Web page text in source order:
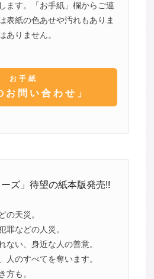
ます。「お手紙」欄からご連
表紙の色あせや汚れもありま
ありません。
お手紙
お問い合わせ」
ーズ」待望の紙本版発売!!
の天災。
罪などの人災。
ない、身近な人の善意。
人のすべてを奪います。
方も。